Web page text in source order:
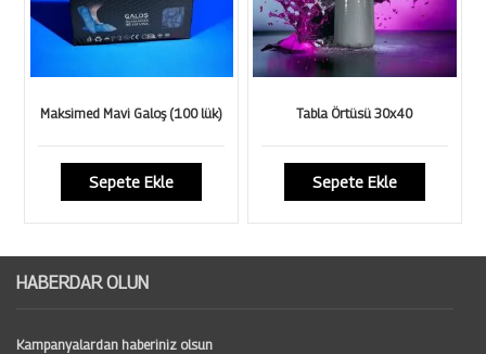
Maksimed Mavi Galoş (100 lük)
Sepete Ekle
Tabla Örtüsü 30x40
Sepete Ekle
HABERDAR OLUN
Kampanyalardan haberiniz olsun